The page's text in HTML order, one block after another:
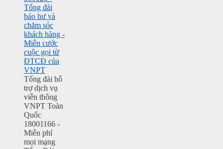
Tổng đài
báo hư và
chăm sóc
khách hàng -
Miễn cước
cuộc gọi từ
ĐTCĐ của
VNPT
Tổng đài hỗ
trợ dịch vụ
viễn thông
VNPT Toàn
Quốc
18001166 -
Miễn phí
mọi mạng